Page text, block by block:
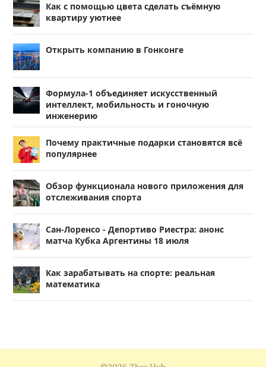
Как с помощью цвета сделать съёмную
квартиру уютнее
Открыть компанию в Гонконге
Формула-1 объединяет искусственный
интеллект, мобильность и гоночную
инженерию
Почему практичные подарки становятся всё
популярнее
Обзор функционала нового приложения для
отслеживания спорта
Сан-Лоренсо - Депортиво Риестра: анонс
матча Кубка Аргентины 18 июля
Как зарабатывать на спорте: реальная
математика